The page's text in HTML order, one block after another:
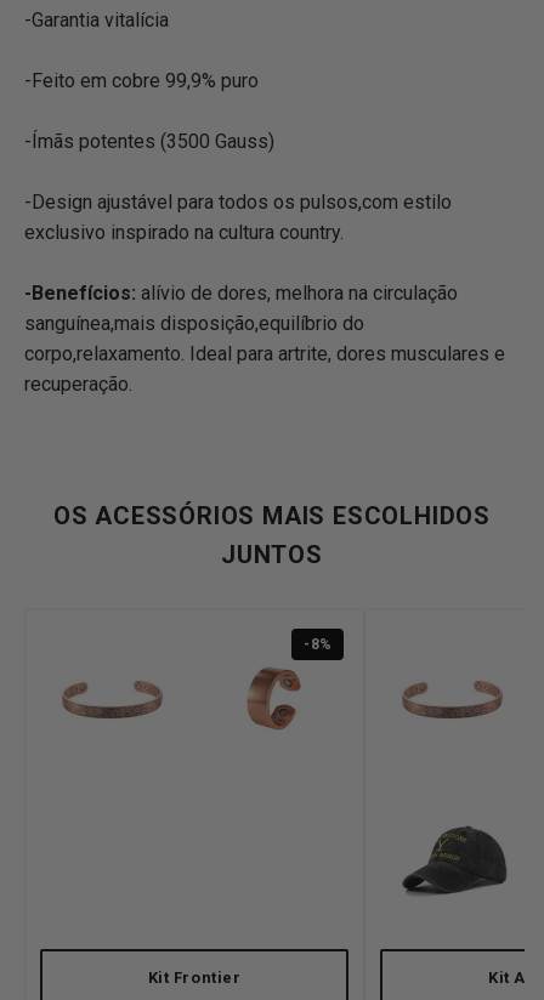
-Garantia vitalícia
-Feito em cobre 99,9% puro
-Ímãs potentes (3500 Gauss)
-Design ajustável para todos os pulsos,com estilo
exclusivo inspirado na cultura country.
-Benefícios: alívio de dores, melhora na circulação
sanguínea,mais disposição,equilíbrio do
corpo,relaxamento. Ideal para artrite, dores musculares e
recuperação.
OS ACESSÓRIOS MAIS ESCOLHIDOS
JUNTOS
-8%
Kit Frontier Kit